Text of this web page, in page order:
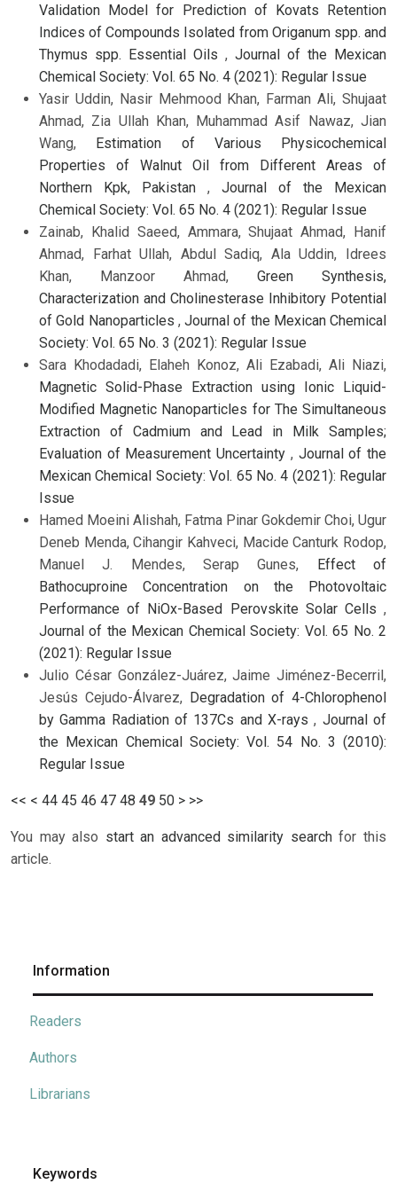
Validation Model for Prediction of Kovats Retention
Indices of Compounds Isolated from Origanum spp. and
Thymus spp. Essential Oils , Journal of the Mexican
Chemical Society: Vol. 65 No. 4 (2021): Regular Issue
Yasir Uddin, Nasir Mehmood Khan, Farman Ali, Shujaat
Ahmad, Zia Ullah Khan, Muhammad Asif Nawaz, Jian
Wang, Estimation of Various Physicochemical
Properties of Walnut Oil from Different Areas of
Northern Kpk, Pakistan , Journal of the Mexican
Chemical Society: Vol. 65 No. 4 (2021): Regular Issue
Zainab, Khalid Saeed, Ammara, Shujaat Ahmad, Hanif
Ahmad, Farhat Ullah, Abdul Sadiq, Ala Uddin, Idrees
Khan, Manzoor Ahmad, Green Synthesis,
Characterization and Cholinesterase Inhibitory Potential
of Gold Nanoparticles , Journal of the Mexican Chemical
Society: Vol. 65 No. 3 (2021): Regular Issue
Sara Khodadadi, Elaheh Konoz, Ali Ezabadi, Ali Niazi,
Magnetic Solid-Phase Extraction using Ionic Liquid-
Modified Magnetic Nanoparticles for The Simultaneous
Extraction of Cadmium and Lead in Milk Samples;
Evaluation of Measurement Uncertainty , Journal of the
Mexican Chemical Society: Vol. 65 No. 4 (2021): Regular
Issue
Hamed Moeini Alishah, Fatma Pinar Gokdemir Choi, Ugur
Deneb Menda, Cihangir Kahveci, Macide Canturk Rodop,
Manuel J. Mendes, Serap Gunes, Effect of
Bathocuproine Concentration on the Photovoltaic
Performance of NiOx-Based Perovskite Solar Cells ,
Journal of the Mexican Chemical Society: Vol. 65 No. 2
(2021): Regular Issue
Julio César González-Juárez, Jaime Jiménez-Becerril,
Jesús Cejudo-Álvarez, Degradation of 4-Chlorophenol
by Gamma Radiation of 137Cs and X-rays, Journal of
the Mexican Chemical Society: Vol. 54 No. 3 (2010):
Regular Issue
<< < 44 45 46 47 48 49 50 > >>
You may also start an advanced similarity searchfor this
article.
Information
Readers
Authors
Librarians
Keywords